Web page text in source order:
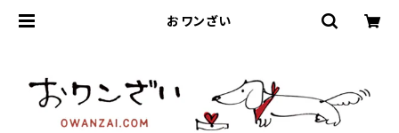
おワンざい